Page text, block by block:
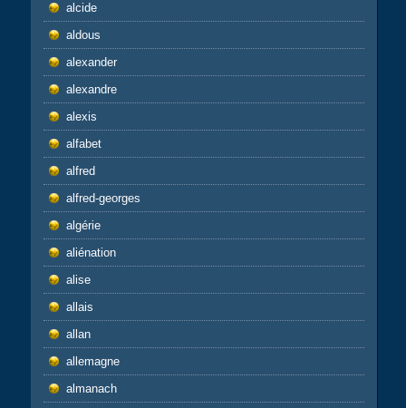
alcide
aldous
alexander
alexandre
alexis
alfabet
alfred
alfred-georges
algérie
aliénation
alise
allais
allan
allemagne
almanach